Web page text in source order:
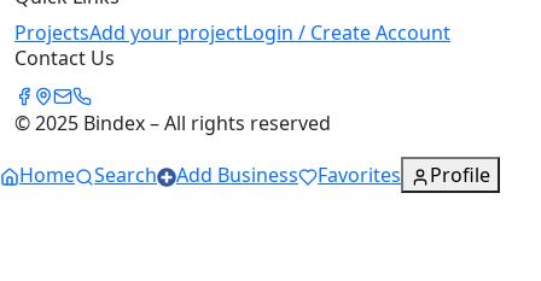
ProjectsAdd your projectLogin / Create Account
Contact Us
© 2025 Bindex – All rights reserved
Home
Search Add Business Favorites Profile